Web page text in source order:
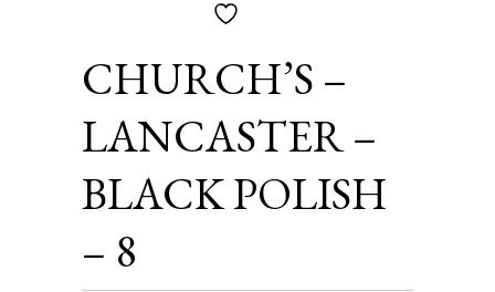
CHURCH’S –
LANCASTER –
BLACK POLISH
– 8